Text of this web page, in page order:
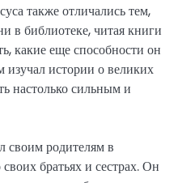
также отличались тем,
в библиотеке, читая книги
какие еще способности он
изучал истории о великих
настолько сильным и
своим родителям в
братьях и сестрах. Он